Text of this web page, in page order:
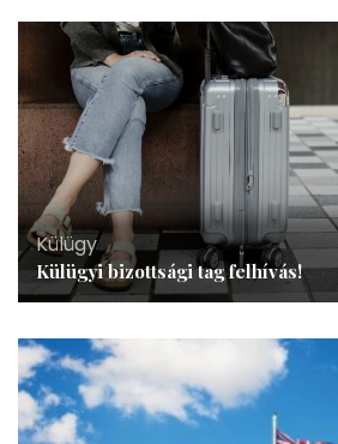
Külügy
Külügyi bizottsági tag felhívás!